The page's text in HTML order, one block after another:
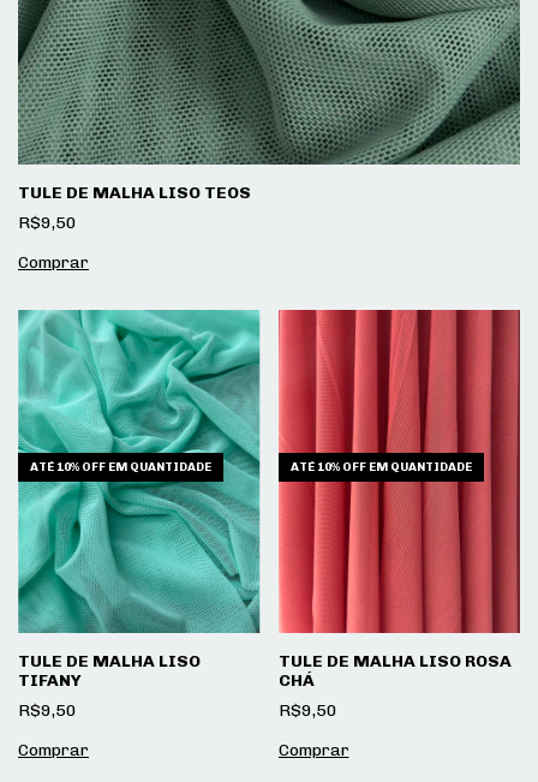
TULE DE MALHA LISO TEOS
R$9,50
ATÉ 10% OFF EM QUANTIDADE
TULE DE MALHA LISO
TIFANY
R$9,50
ATÉ 10% OFF EM QUANTIDADE
TULE DE MALHA LISO ROSA
CHÁ
R$9,50